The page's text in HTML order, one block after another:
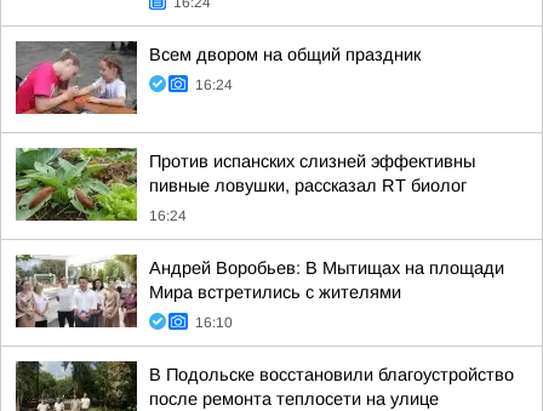
Всем двором на общий праздник
16:24
Против испанских слизней эффективны
пивные ловушки, рассказал RT биолог
16:24
Андрей Воробьев: В Мытищах на площади
Мира встретились с жителями
16:10
В Подольске восстановили благоустройство
после ремонта теплосети на улице